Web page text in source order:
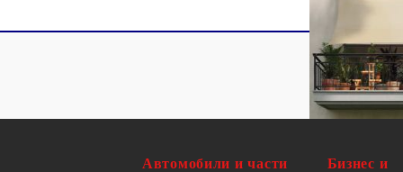
Автомобили и части
Бизнес и